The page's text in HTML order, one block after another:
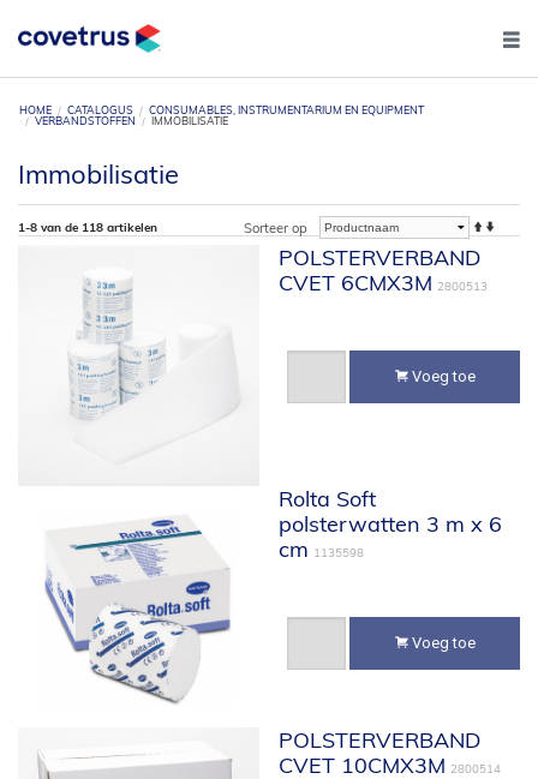
HOME CATALOGUS
CONSUMABLES, INSTRUMENTARIUM EN EQUIPMENT
VERBANDSTOFFEN
IMMOBILISATIE
Immobilisatie
Sorteer op
POLSTERVERBAND
CVET 6CMX3M 2800513
Voeg toe
Rolta Soft
polsterwatten 3 m x 6
cm 1135598
Voeg toe
POLSTERVERBAND
CVET 10CMX3M 2800514
1-8 van de 118 artikelen